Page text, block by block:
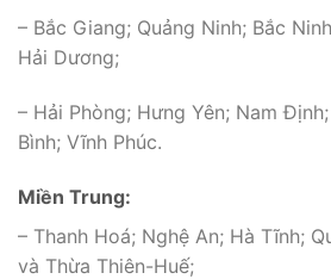
– Bắc Giang; Quảng Ninh; Bắc
Hải Dương;
– Hải Phòng; Hưng Yên; Nam
Bình; Vĩnh Phúc.
Miền Trung:
– Thanh Hoá; Nghệ An; Hà Tĩnh;
và Thừa Thiên-Huế;